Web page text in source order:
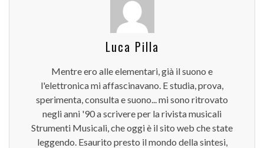
Luca Pilla
Mentre ero alle elementari, già il suono e
l'elettronica mi affascinavano. E studia, prova,
sperimenta, consulta e suono... mi sono ritrovato
negli anni '90 a scrivere per la rivista musicali
Strumenti Musicali, che oggi è il sito web che state
leggendo. Esaurito presto il mondo della sintesi,